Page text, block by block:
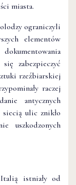
miasta.
ograniczyli
elementów
zabezpieczyć
rzeźbiarskiej
raczej
antycznych
siecią ulic znikło
uszkodzonych
istniały od